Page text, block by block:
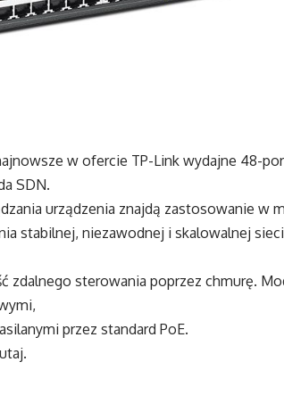
w ofercie TP-Link wydajne 48-
SDN.
urządzenia znajdą zastosowanie w
stabilnej, niezawodnej i skalowalnej sieci
zdalnego sterowania poprzez chmurę.
przez standard PoE.
.